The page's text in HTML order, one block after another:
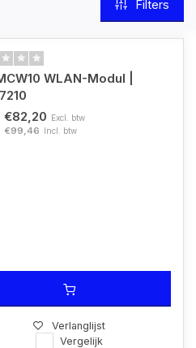
Filters
WLAN-Modul |
€82,20 Excl. btw
€99,46 Incl. btw
Verlanglijst
Vergelijk